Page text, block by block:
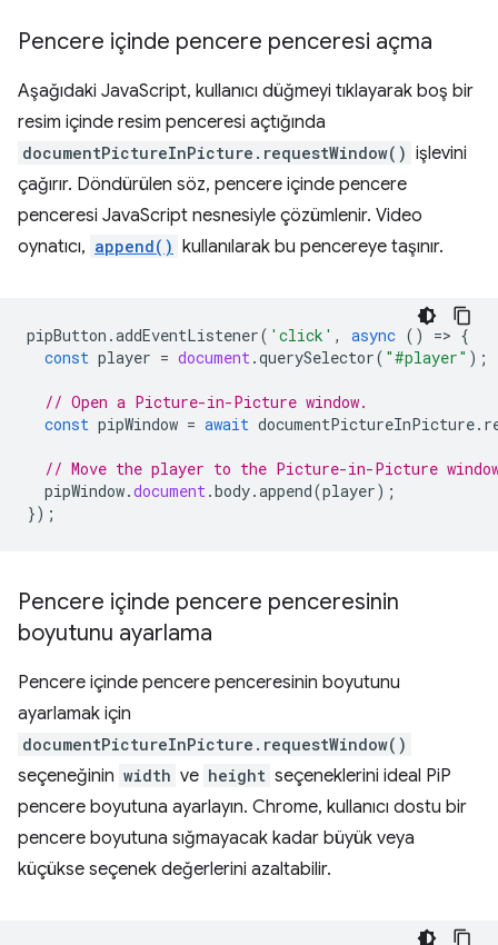
Pencere içinde pencere penceresi açma
Aşağıdaki JavaScript, kullanıcı düğmeyi tıklayarak boş bir
resim içinde resim penceresi açtığında
documentPictureInPicture.requestWindow() işlevini
çağırır. Döndürülen söz, pencere içinde pencere
penceresi JavaScript nesnesiyle çözümlenir. Video
oynatıcı, append() kullanılarak bu pencereye taşınır.
pipButton .addEventListener( 'click' , async () => {
const player = document .querySelector( "#player" );
// Open a Picture-in-Picture window.
const pipWindow = await documentPictureInPicture.
// Move the player to the Picture-in-Picture
pipWindow.document .body.append(player);
});
Pencere içinde pencere penceresinin
boyutunu ayarlama
Pencere içinde pencere penceresinin boyutunu
ayarlamak için
documentPictureInPicture.requestWindow()
seçeneğinin width ve height seçeneklerini ideal PiP
pencere boyutuna ayarlayın. Chrome, kullanıcı dostu bir
pencere boyutuna sığmayacak kadar büyük veya
küçükse seçenek değerlerini azaltabilir.